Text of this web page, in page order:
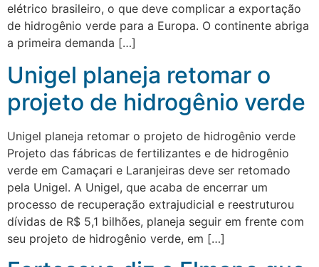
elétrico brasileiro, o que deve complicar a exportação
de hidrogênio verde para a Europa. O continente abriga
a primeira demanda […]
Unigel planeja retomar o
projeto de hidrogênio verde
Unigel planeja retomar o projeto de hidrogênio verde
Projeto das fábricas de fertilizantes e de hidrogênio
verde em Camaçari e Laranjeiras deve ser retomado
pela Unigel. A Unigel, que acaba de encerrar um
processo de recuperação extrajudicial e reestruturou
dívidas de R$ 5,1 bilhões, planeja seguir em frente com
seu projeto de hidrogênio verde, em […]